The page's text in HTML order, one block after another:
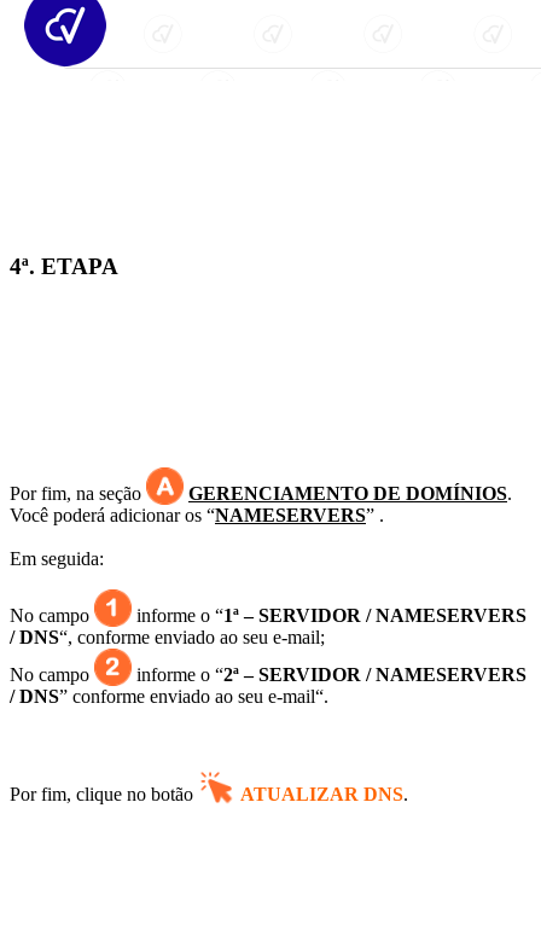
4ª. ETAPA
Por fim, na seção GERENCIAMENTO DE DOMÍNIOS.
Você poderá adicionar os “NAMESERVERS” .
Em seguida:
No campo informe o “1ª – SERVIDOR / NAMESERVERS
/ DNS“, conforme enviado ao seu e-mail;
No campo
informe o “2ª – SERVIDOR / NAMESERVERS
/ DNS” conforme enviado ao seu e-mail“.
Por fim, clique no botão ATUALIZAR DNS.